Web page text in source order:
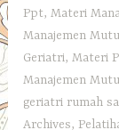
Ppt,Materi
Manajemen
Geriatri,Materi
Manajemen
geriatri rumah
Archives,